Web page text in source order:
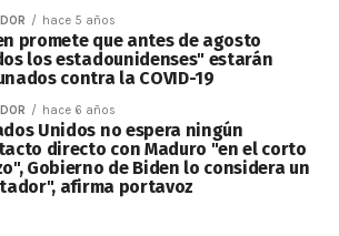
hace 5 años
promete que antes de agosto
los estadounidenses" estarán
contra la COVID-19
hace 6 años
Unidos no espera ningún
directo con Maduro "en el corto
Gobierno de Biden lo considera un
afirma portavoz